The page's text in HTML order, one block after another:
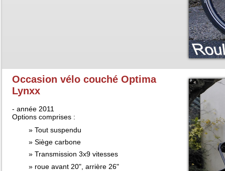
Occasion vélo couché Optima
Lynxx
- année 2011
Options comprises :
Tout suspendu
Siège carbone
Transmission 3x9 vitesses
roue avant 20", arrière 26"